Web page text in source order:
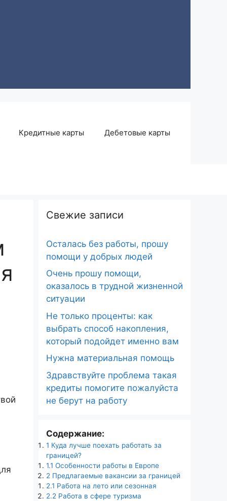
Кредитные карты Дебетовые карты
Свежие записи
Осталась без работы, прошу
помощи у добрых людей
Очень прошу помощи,
оказалось в трудной жизненной
ситуации
Не только проценты: как
выбрать способ накопления,
который подойдет именно вам
Нужна материальная помощь
Здравствуйте проблема такая
кредиты помогите пожалуйста
не берут на работу
Содержание:
1 Куда лучше поехать работать за
границей?
1.1 Особенности работы в Европе
2 Предлагаемые вакансии за границей
2.1 Работа на лето или сезонная
2.2 Работа в сфере туризма